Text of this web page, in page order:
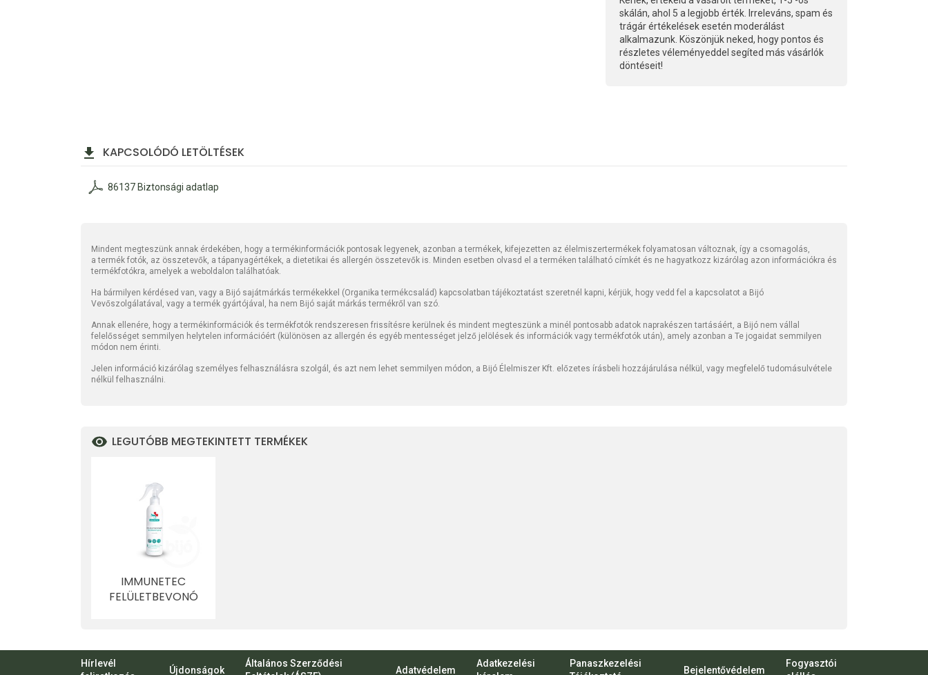
skálán, ahol 5 a legjobb érték. Irreleváns, spam és
trágár értékelések esetén moderálást
alkalmazunk. Köszönjük neked, hogy pontos és
részletes véleményeddel segíted más vásárlók
döntéseit!
KAPCSOLÓDÓ LETÖLTÉSEK
86137 Biztonsági adatlap
Mindent megteszünk annak érdekében, hogy a termékinformációk pontosak legyenek, azonban a termékek, kifejezetten az élelmiszertermékek folyamatosan változnak, így a csomagolás,
a termék fotók, az összetevők, a tápanyagértékek, a dietetikai és allergén összetevők is. Minden esetben olvasd el a terméken található címkét és ne hagyatkozz kizárólag azon információkra és
termékfotókra, amelyek a weboldalon találhatóak.
Ha bármilyen kérdésed van, vagy a Bijó sajátmárkás termékekkel (Organika termékcsalád) kapcsolatban tájékoztatást szeretnél kapni, kérjük, hogy vedd fel a kapcsolatot a Bijó
Vevőszolgálatával, vagy a termék gyártójával, ha nem Bijó saját márkás termékről van szó.
Annak ellenére, hogy a termékinformációk és termékfotók rendszeresen frissítésre kerülnek és mindent megteszünk a minél pontosabb adatok naprakészen tartásáért, a Bijó nem vállal
felelősséget semmilyen helytelen információért (különösen az allergén és egyéb mentességet jelző jelölések és információk vagy termékfotók után), amely azonban a Te jogaidat semmilyen
módon nem érinti.
Jelen információ kizárólag személyes felhasználásra szolgál, és azt nem lehet semmilyen módon, a Bijó Élelmiszer Kft. előzetes írásbeli hozzájárulása nélkül, vagy megfelelő tudomásulvétele
nélkül felhasználni.
LEGUTÓBB MEGTEKINTETT TERMÉKEK
IMMUNETEC
FELÜLETBEVONÓ
Hírlevél
Újdonságok
Általános Szerződési
Adatvédelem
Adatkezelési
Panaszkezelési
Bejelentővédelem
Fogyasztói